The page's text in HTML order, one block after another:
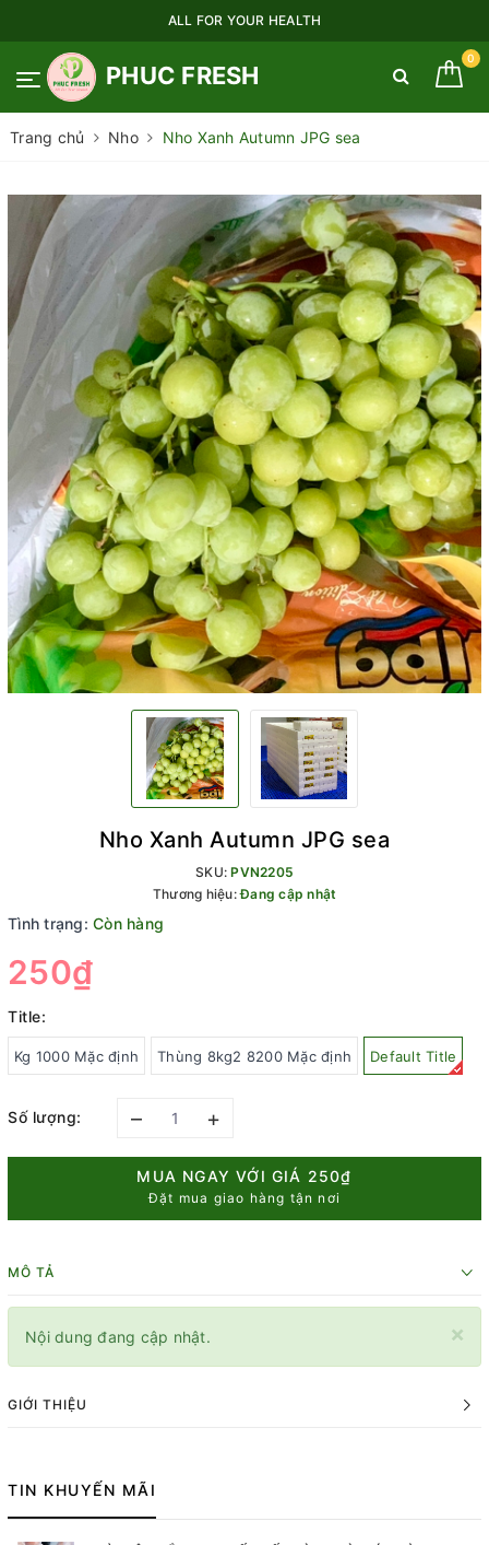
ALL FOR YOUR HEALTH
PHUC FRESH
0
Trang chủ Nho Nho Xanh Autumn JPG sea
Nho Xanh Autumn JPG sea
SKU:PVN2205
Thương hiệu:Đang cập nhật
Tình trạng: Còn hàng
250₫
Title:
Kg 1000 Mặc định Thùng 8kg2 8200 Mặc định Default Title
Số lượng: – +
MUA NGAY VỚI GIÁ 250₫
Đặt mua giao hàng tận nơi
MÔ TẢ
×
Nội dung đang cập nhật.
GIỚI THIỆU
TIN KHUYẾN MÃI